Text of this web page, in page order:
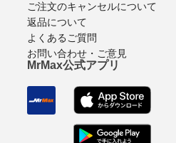
ご注文のキャンセルについて
返品について
よくあるご質問
お問い合わせ・ご意見
MrMax公式アプリ